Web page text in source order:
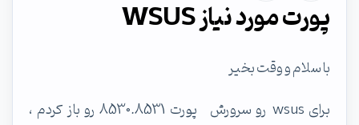
پورت مورد نیاز WSUS
با سلام و وقت بخیر
برای wsus رو سرورش پورت 8530.8531 رو باز کردم ،